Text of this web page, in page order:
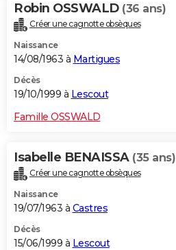
Robin OSSWALD (36 ans)
Créer une cagnotte obsèques
Naissance
14/08/1963 à Martigues
Décès
19/10/1999 à Lescout
Famille OSSWALD
Isabelle BENAISSA (35 ans)
Créer une cagnotte obsèques
Naissance
19/07/1963 à Castres
Décès
15/06/1999 à Lescout